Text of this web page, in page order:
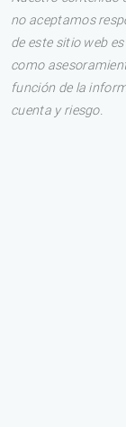
no aceptamos
de este sitio web
como
función de la
cuenta y riesgo.